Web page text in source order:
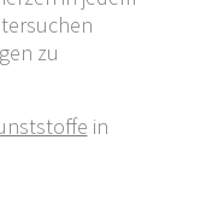
zu
in